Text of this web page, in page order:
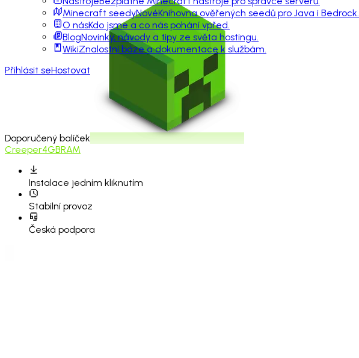
Minecraft seedyNovéKnihovna ověřených seedů pro Java i Bedrock.
O násKdo jsme a co nás pohání vpřed.
BlogNovinky, návody a tipy ze světa hostingu.
WikiZnalostní báze a dokumentace k službám.
Přihlásit seHostovat
Doporučený balíček
Creeper4GBRAM
Instalace jedním kliknutím
Stabilní provoz
Česká podpora